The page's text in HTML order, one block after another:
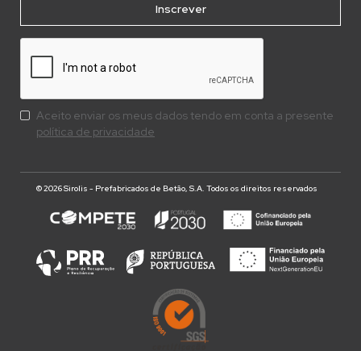
Aceito enviar os meus dados tendo em conta a presente
política de privacidade
© 2026 Sirolis - Prefabricados de Betão, S.A. Todos os direitos reservados